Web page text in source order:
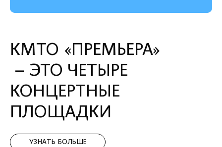
КМТО «ПРЕМЬЕРА»
– ЭТО ЧЕТЫРЕ
КОНЦЕРТНЫЕ
ПЛОЩАДКИ
УЗНАТЬ БОЛЬШЕ